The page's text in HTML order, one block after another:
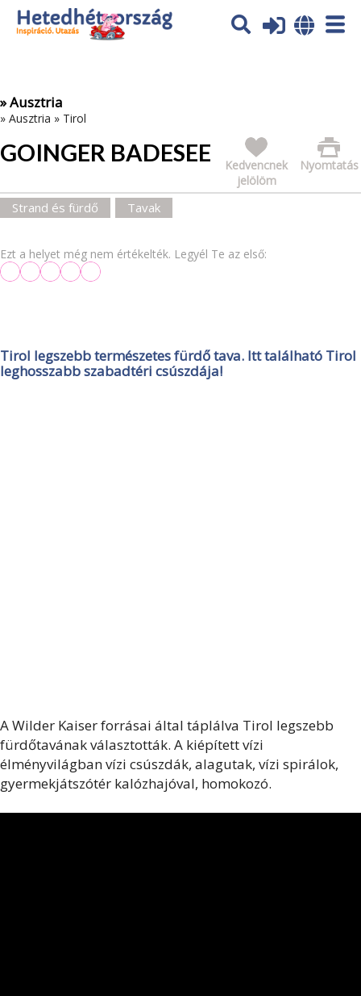
Az oldal sütiket (cookies) használ. További tájékoztatás itt:
Adatvédelmi tájékoztató
» Ausztria
» Ausztria » Tirol
GOINGER BADESEE Nyomtatás
Kedvencnek
jelölöm
Strand és fürdő Tavak
Ezt a helyet még nem értékelték. Legyél Te az első:
Tirol legszebb természetes fürdő tava. Itt található Tirol
leghosszabb szabadtéri csúszdája!
A Wilder Kaiser forrásai által táplálva Tirol legszebb
fürdőtavának választották. A kiépített vízi
élményvilágban vízi csúszdák, alagutak, vízi spirálok,
gyermekjátszótér kalózhajóval, homokozó.